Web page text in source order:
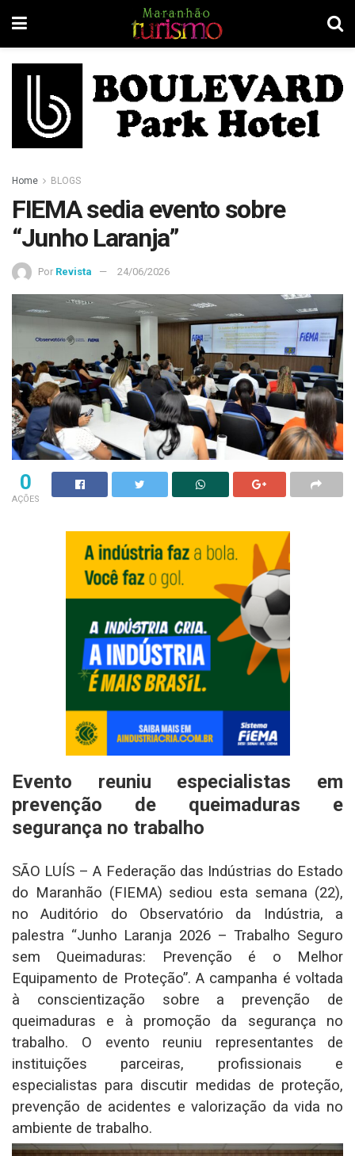
Home BLOGS
FIEMA sedia evento sobre
“Junho Laranja”
Por Revista 24/06/2026
0
AÇÕES
Evento reuniu especialistas em
prevenção de queimaduras e
segurança no trabalho
SÃO LUÍS – A Federação das Indústrias do Estado
do Maranhão (FIEMA) sediou esta semana (22),
no Auditório do Observatório da Indústria, a
palestra “Junho Laranja 2026 – Trabalho Seguro
sem Queimaduras: Prevenção é o Melhor
Equipamento de Proteção”. A campanha é voltada
à conscientização sobre a prevenção de
queimaduras e à promoção da segurança no
trabalho. O evento reuniu representantes de
instituições parceiras, profissionais e
especialistas para discutir medidas de proteção,
prevenção de acidentes e valorização da vida no
ambiente de trabalho.